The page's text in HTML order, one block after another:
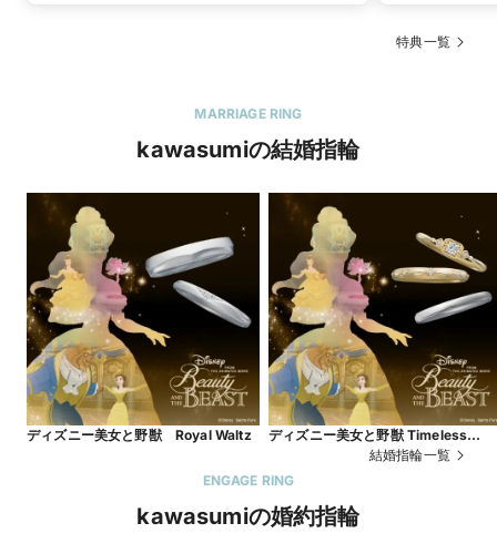
特典一覧
MARRIAGE RING
kawasumiの結婚指輪
ディズニー美女と野獣 Royal Waltz
ディズニー美女と野獣 Timeless
Grace 数量・期間限定モデル
結婚指輪一覧
ENGAGE RING
kawasumiの婚約指輪